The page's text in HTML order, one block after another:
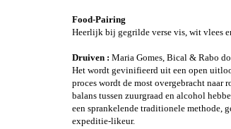
Food-Pairing
Heerlijk bij gegrilde verse vis, wit vlees
Druiven : Maria Gomes, Bical & Rabo
Het wordt gevinifieerd uit een open
proces wordt de most overgebracht naar
balans tussen zuurgraad en alcohol
een sprankelende traditionele methode,
expeditie-likeur.